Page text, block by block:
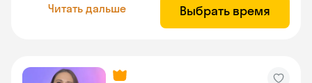
Читать дальше Выбрать время